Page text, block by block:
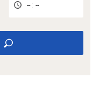
-- : --